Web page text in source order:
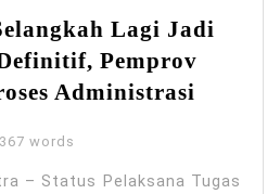
Lagi Jadi
Pemprov
Administrasi
367 words
– Status Pelaksana Tugas